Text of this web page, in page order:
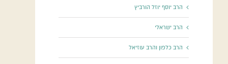
הרב יוסף יוזל הורביץ
הרב ישראלי
הרב כלפון והרב עוזיאל